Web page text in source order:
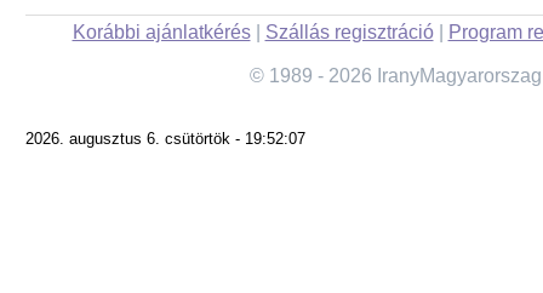
Korábbi ajánlatkérés| Szállás regisztráció| Program
© 1989 - 2026
2026. augusztus 6. csütörtök - 19:52:07